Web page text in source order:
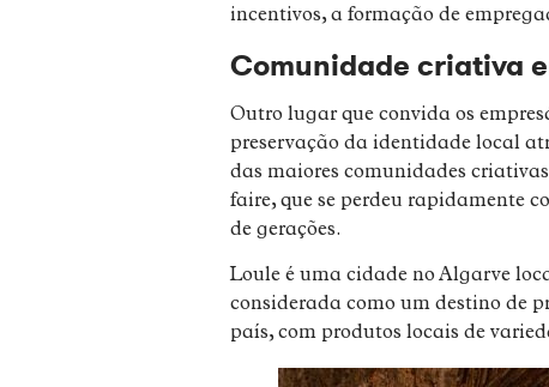
incentivos, a formação de
Comunidade criativa
Outro lugar que convida os
preservação da identidade local
das maiores comunidades
faire, que se perdeu rapidamente
de gerações.
Loule é uma cidade no Algarve
considerada como um destino de
país, com produtos locais de